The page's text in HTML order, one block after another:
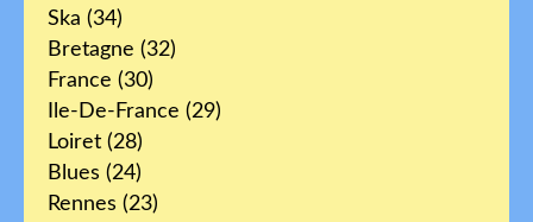
Ska (34)
Bretagne (32)
France (30)
Ile-De-France (29)
Loiret (28)
Blues (24)
Rennes (23)